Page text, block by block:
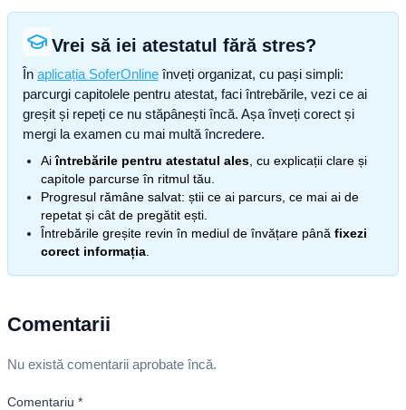
Vrei să iei atestatul fără stres?
În aplicația SoferOnline înveți organizat, cu pași simpli:
parcurgi capitolele pentru atestat, faci întrebările, vezi ce ai
greșit și repeți ce nu stăpânești încă. Așa înveți corect și
mergi la examen cu mai multă încredere.
Aiîntrebările pentru atestatul ales , cu explicații clare și
capitole parcurse în ritmul tău.
Progresul rămâne salvat: știi ce ai parcurs, ce mai ai de
repetat și cât de pregătit ești.
Întrebările greșite revin în mediul de învățare până fixezi
corect informația
Comentarii
Nu există comentarii aprobate încă.
Comentariu *